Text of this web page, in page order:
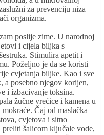
za prevenciju niza
organizma.
poslije zime. U narodnoj
i cijela biljka s
Stimulira apetit i
Poželjno je da se koristi
cvjetanja biljke. Kao i sve
a posebno njegov korijen,
i izbacivanje toksina.
žučne vrećice i kamena u
Čaj od maslačka
cvjetova i sitno
preliti šalicom ključale vode,